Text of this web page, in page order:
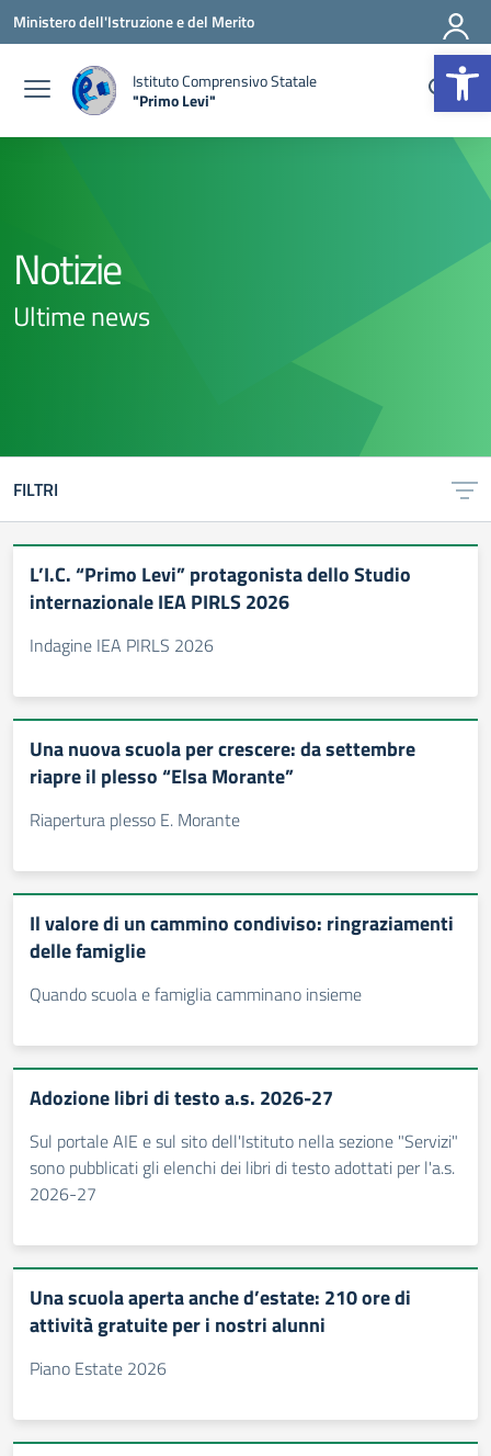
Vai ai contenuti
Vai al menu di navigazione
Vai al footer
Ministero dell'Istruzione e del Merito
Istituto Comprensivo Statale
"Primo Levi"
Notizie
Ultime news
FILTRI
L’I.C. “Primo Levi” protagonista dello Studio
internazionale IEA PIRLS 2026
Indagine IEA PIRLS 2026
Una nuova scuola per crescere: da settembre
riapre il plesso “Elsa Morante”
Riapertura plesso E. Morante
Il valore di un cammino condiviso: ringraziamenti
delle famiglie
Quando scuola e famiglia camminano insieme
Adozione libri di testo a.s. 2026-27
Sul portale AIE e sul sito dell'Istituto nella sezione "Servizi"
sono pubblicati gli elenchi dei libri di testo adottati per l'a.s.
2026-27
Una scuola aperta anche d’estate: 210 ore di
attività gratuite per i nostri alunni
Piano Estate 2026